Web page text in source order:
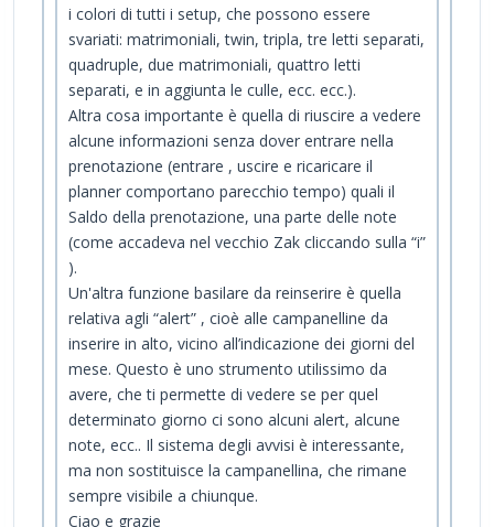
i colori di tutti i setup, che possono essere
svariati: matrimoniali, twin, tripla, tre letti separati,
quadruple, due matrimoniali, quattro letti
separati, e in aggiunta le culle, ecc. ecc.).
Altra cosa importante è quella di riuscire a vedere
alcune informazioni senza dover entrare nella
prenotazione (entrare , uscire e ricaricare il
planner comportano parecchio tempo) quali il
Saldo della prenotazione, una parte delle note
(come accadeva nel vecchio Zak cliccando sulla “i”
).
Un'altra funzione basilare da reinserire è quella
relativa agli “alert” , cioè alle campanelline da
inserire in alto, vicino all’indicazione dei giorni del
mese. Questo è uno strumento utilissimo da
avere, che ti permette di vedere se per quel
determinato giorno ci sono alcuni alert, alcune
note, ecc.. Il sistema degli avvisi è interessante,
ma non sostituisce la campanellina, che rimane
sempre visibile a chiunque.
Ciao e grazie